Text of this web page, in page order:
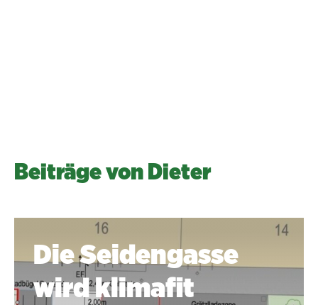
Beiträge von Dieter
Die Seidengasse
wird klimafit